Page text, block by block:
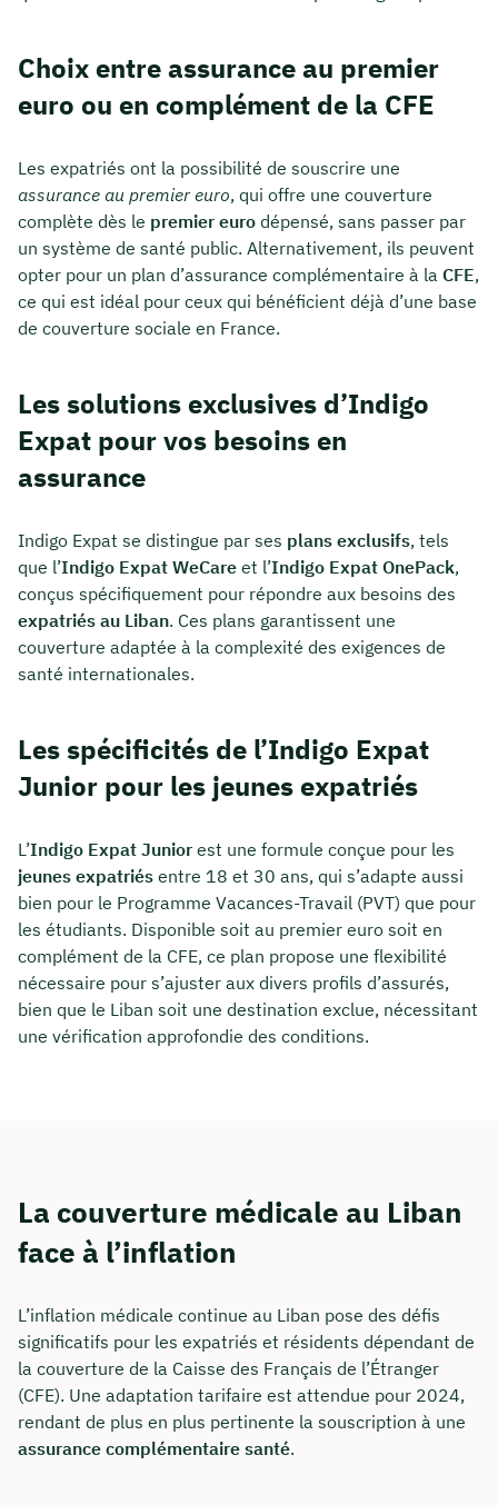
Choix entre assurance au premier
euro ou en complément de la CFE
Les expatriés ont la possibilité de souscrire une
assurance au premier euro, qui offre une couverture
complète dès le premier euro dépensé, sans passer par
un système de santé public. Alternativement, ils peuvent
opter pour un plan d’assurance complémentaire à la CFE,
ce qui est idéal pour ceux qui bénéficient déjà d’une base
de couverture sociale en France.
Les solutions exclusives d’Indigo
Expat pour vos besoins en
assurance
Indigo Expat se distingue par ses plans exclusifs, tels
que l’Indigo Expat WeCare et l’Indigo Expat OnePack,
conçus spécifiquement pour répondre aux besoins des
expatriés au Liban. Ces plans garantissent une
couverture adaptée à la complexité des exigences de
santé internationales.
Les spécificités de l’Indigo Expat
Junior pour les jeunes expatriés
L’Indigo Expat Junior est une formule conçue pour les
jeunes expatriés entre 18 et 30 ans, qui s’adapte aussi
bien pour le Programme Vacances-Travail (PVT) que pour
les étudiants. Disponible soit au premier euro soit en
complément de la CFE, ce plan propose une flexibilité
nécessaire pour s’ajuster aux divers profils d’assurés,
bien que le Liban soit une destination exclue, nécessitant
une vérification approfondie des conditions.
La couverture médicale au Liban
face à l’inflation
L’inflation médicale continue au Liban pose des défis
significatifs pour les expatriés et résidents dépendant de
la couverture de la Caisse des Français de l’Étranger
(CFE). Une adaptation tarifaire est attendue pour 2024,
rendant de plus en plus pertinente la souscription à une
assurance complémentaire santé.